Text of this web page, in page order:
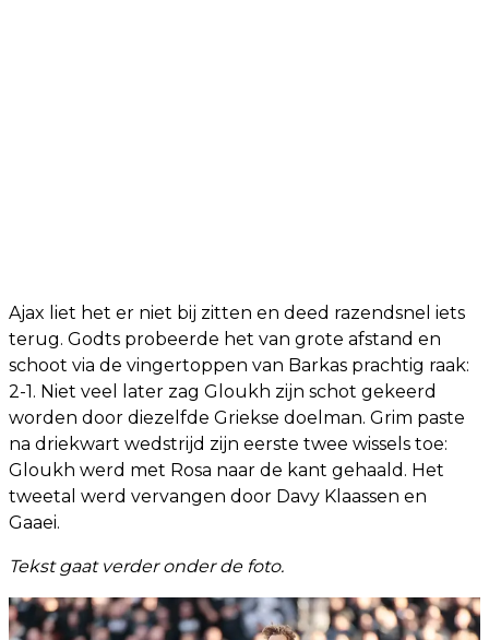
Ajax liet het er niet bij zitten en deed razendsnel iets
terug. Godts probeerde het van grote afstand en
schoot via de vingertoppen van Barkas prachtig raak:
2-1. Niet veel later zag Gloukh zijn schot gekeerd
worden door diezelfde Griekse doelman. Grim paste
na driekwart wedstrijd zijn eerste twee wissels toe:
Gloukh werd met Rosa naar de kant gehaald. Het
tweetal werd vervangen door Davy Klaassen en
Gaaei.
Tekst gaat verder onder de foto.